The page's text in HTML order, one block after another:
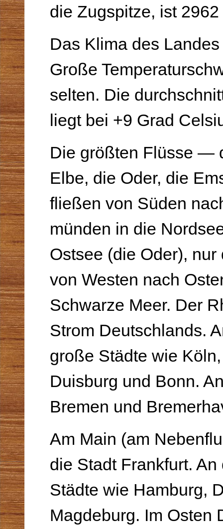
die Zugspitze, ist
Das Klima des
Große
selten. Die
liegt bei +9 Grad
Die größten Flüsse —
Elbe, die Oder, die
fließen von Süden
münden in die
Ostsee (die Oder),
von Westen nach
Schwarze Meer. Der
Strom Deutschlands.
große Städte wie
Duisburg und Bonn.
Bremen und
Am Main (am
die Stadt Frankfurt.
Städte wie Hamburg,
Magdeburg. Im Osten